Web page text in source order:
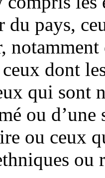
du pays,
dont
qui sont
ou d’une
ou ceux